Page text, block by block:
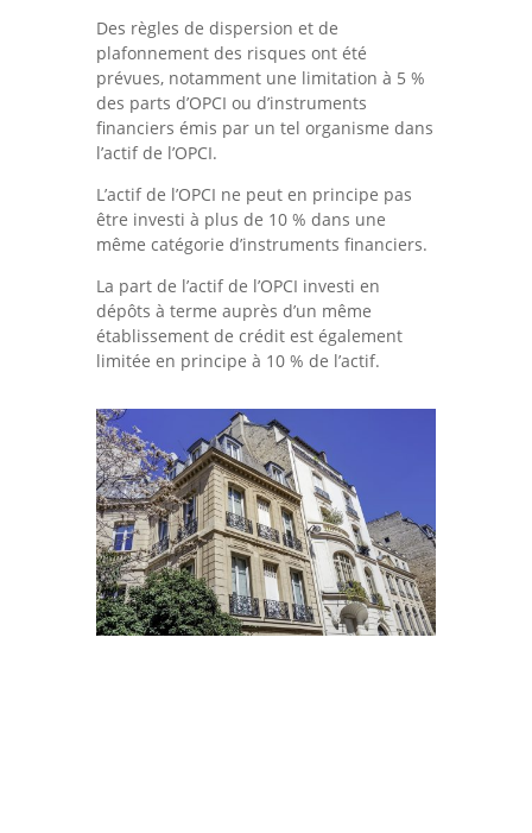
Des règles de dispersion et de
plafonnement des risques ont été
prévues, notamment une limitation à 5 %
des parts d’OPCI ou d’instruments
financiers émis par un tel organisme dans
l’actif de l’OPCI.
L’actif de l’OPCI ne peut en principe pas
être investi à plus de 10 % dans une
même catégorie d’instruments financiers.
La part de l’actif de l’OPCI investi en
dépôts à terme auprès d’un même
établissement de crédit est également
limitée en principe à 10 % de l’actif.